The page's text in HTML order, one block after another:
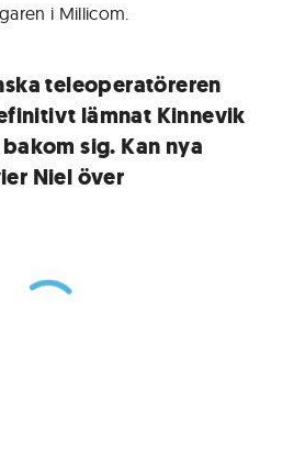
i Millicom.
teleoperatöreren
lämnat Kinnevik
sig. Kan nya
Niel över